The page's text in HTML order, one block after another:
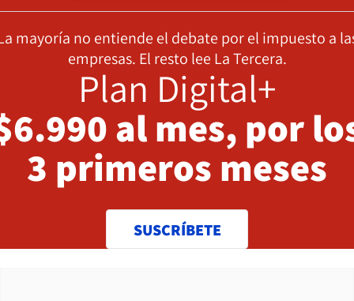
mayoría no entiende el debate por el impuesto a
empresas. El resto lee La Tercera.
Plan Digital+
al mes, por
3 primeros meses
SUSCRÍBETE